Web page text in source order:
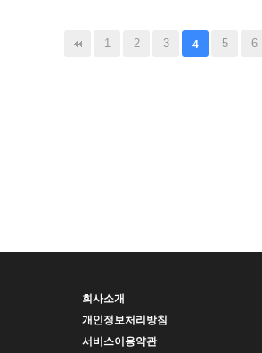
1 2 3 4 5 6
회사소개
개인정보처리방침
서비스이용약관